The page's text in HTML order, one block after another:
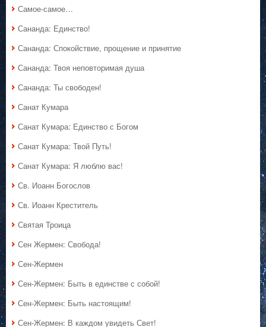
Самое-самое…
Сананда: Единство!
Сананда: Спокойствие, прощение и принятие
Сананда: Твоя неповторимая душа
Сананда: Ты свободен!
Санат Кумара
Санат Кумара: Единство с Богом
Санат Кумара: Твой Путь!
Санат Кумара: Я люблю вас!
Св. Иоанн Богослов
Св. Иоанн Креститель
Святая Троица
Сен Жермен: Свобода!
Сен-Жермен
Сен-Жермен: Быть в единстве с собой!
Сен-Жермен: Быть настоящим!
Сен-Жермен: В каждом увидеть Свет!